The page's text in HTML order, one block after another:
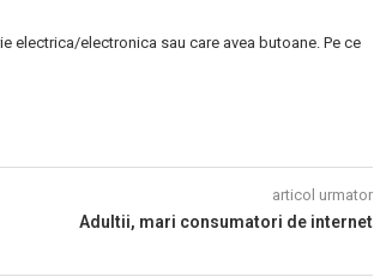
electrica/electronica sau care avea butoane. Pe ce
articol urmator
Adultii, mari consumatori de internet